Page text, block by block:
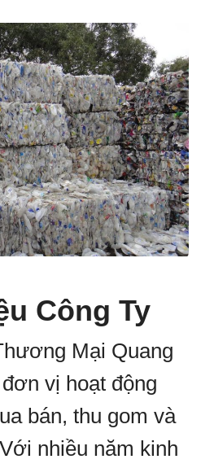
Công Ty
Mại Quang
vị hoạt động
bán, thu gom và
nhiều năm kinh